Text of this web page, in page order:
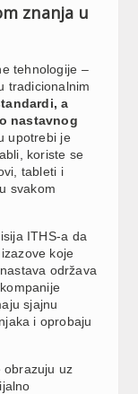
znanja u
tehnologije –
tradicionalnim
a
nastavnog
upotrebi je
koriste se
tableti i
svakom
ITHS-a da
koje
održava
sjajnu
i oprobaju
obrazuju uz